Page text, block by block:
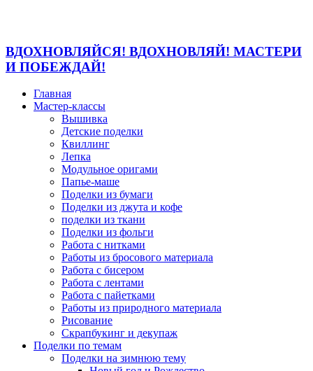
ВДОХНОВЛЯЙСЯ! ВДОХНОВЛЯЙ! МАСТЕРИ
И ПОБЕЖДАЙ!
Главная
Мастер-классы
Вышивка
Детские поделки
Квиллинг
Лепка
Модульное оригами
Папье-маше
Поделки из бумаги
Поделки из джута и кофе
поделки из ткани
Поделки из фольги
Работа с нитками
Работы из бросового материала
Работа с бисером
Работа с лентами
Работа с пайетками
Работы из природного материала
Рисование
Скрапбукинг и декупаж
Поделки по темам
Поделки на зимнюю тему